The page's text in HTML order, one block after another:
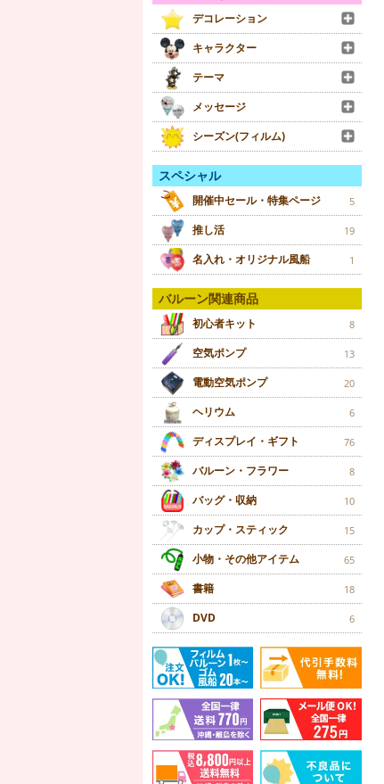
デコレーション
キャラクター
テーマ
メッセージ
シーズン(フィルム)
スペシャル
開催中セール・特集ページ 5
推し活 19
名入れ・オリジナル風船 1
バルーン関連商品
初心者キット 8
空気ポンプ 13
電動空気ポンプ 20
ヘリウム 6
ディスプレイ・ギフト 76
バルーン・フラワー 8
バッグ・収納 10
カップ・スティック 15
小物・その他アイテム 65
書籍 18
DVD 6